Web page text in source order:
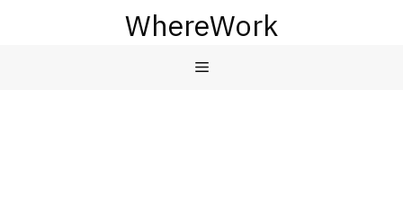
WhereWork
메